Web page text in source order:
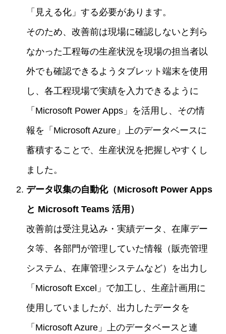
「見える化」する必要があります。
そのため、改善前は現場に確認しないと判ら
なかった工程毎の生産状況を現場の担当者以
外でも確認できるようタブレット端末を使用
し、各工程現場で実績を入力できるように
「Microsoft Power Apps」を活用し、その情
報を「Microsoft Azure」上のデータベースに
蓄積することで、生産状況を把握しやすくし
ました。
データ収集の自動化（Microsoft Power Apps
と Microsoft Teams 活用）
改善前は受注見込み・実績データ、在庫デー
タ等、各部門が管理していた情報（販売管理
システム、在庫管理システムなど）を出力し
「Microsoft Excel」で加工し、生産計画用に
使用していましたが、出力したデータを
「Microsoft Azure」上のデータベースと連